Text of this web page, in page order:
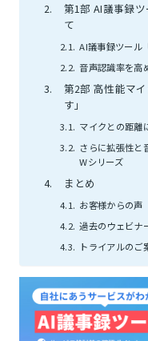
第1部 AI議事録
て
AI議事録ツール
音声認識率を高
第2部 高性能マ
す」
マイクとの距離
さらに拡張性と
Wシリーズ
まとめ
お客様からの声
過去のウェビナ
トライアルのご